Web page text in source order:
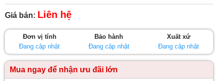
Được
xếp
hạng
5
Giá bán: Liên hệ
Đơn vị tính
Đang cập nhật
Bảo hành
Đang cập nhật
Xuất xứ
Đang cập nhật
Mua ngay để nhận ưu đãi lớn